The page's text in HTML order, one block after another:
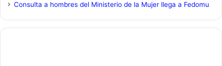
Consulta a hombres del Ministerio de la Mujer llega a Fedomu